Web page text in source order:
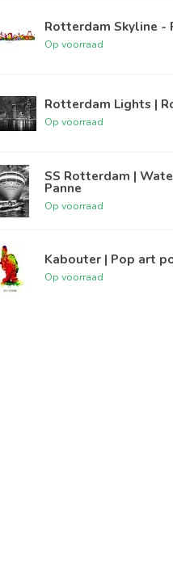
Rotterdam Skyline -
Op voorraad
Rotterdam Lights |
Op voorraad
SS Rotterdam |
Panne
Op voorraad
Kabouter | Pop art
Op voorraad